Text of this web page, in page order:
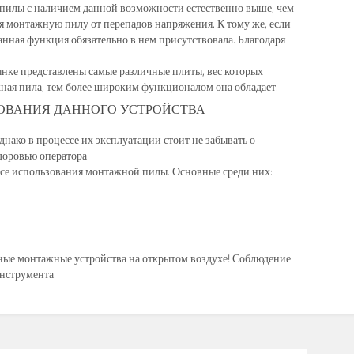
с наличием данной возможности естественно выше, чем
монтажную пилу от перепадов напряжения. К тому же, если
функция обязательно в нем присутствовала. Благодаря
представлены самые различные плиты, вес которых
пила, тем более широким функционалом она обладает.
ДАННОГО УСТРОЙСТВА
в процессе их эксплуатации стоит не забывать о
оператора.
использования монтажной пилы. Основные среди них:
монтажные устройства на открытом воздухе! Соблюдение